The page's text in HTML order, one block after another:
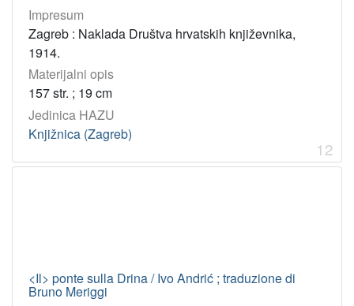
Impresum
Zagreb : Naklada Društva hrvatskih književnika,
1914.
Materijalni opis
157 str. ; 19 cm
Jedinica HAZU
Knjižnica (Zagreb)
12
<Il> ponte sulla Drina / Ivo Andrić ; traduzione di
Bruno Meriggi